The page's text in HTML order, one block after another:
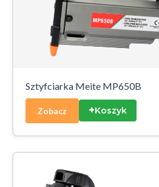
Sztyfciarka Meite MP650B
Zobacz +Koszyk